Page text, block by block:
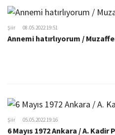
Şiir 08.05.2022 19:51
Annemi hatırlıyorum /
Şiir 05.05.2022 19:16
6 Mayıs 1972 Ankara / A. Kadir